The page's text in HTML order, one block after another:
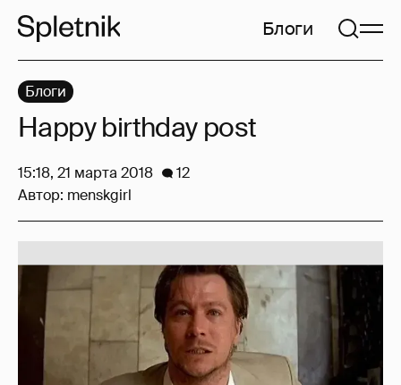
Блоги
Блоги
Happy birthday post
15:18, 21 марта 2018
12
Автор: menskgirl